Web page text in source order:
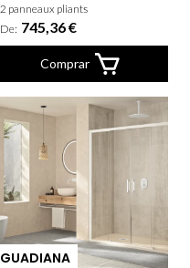
2 panneaux pliants
De: 745,36 €
Comprar
GUADIANA